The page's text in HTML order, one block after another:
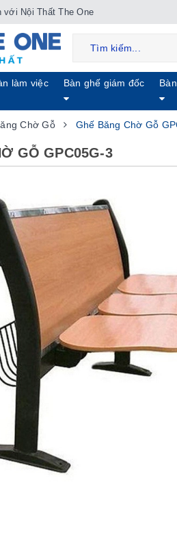
với Nội Thất The One
làm việc Bàn ghế giám đốc
Chờ Gỗ Ghế Băng Chờ Gỗ
GỖ GPC05G-3